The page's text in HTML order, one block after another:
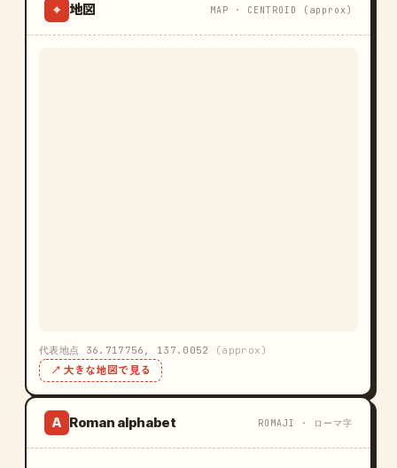
⌖ 地図 MAP · CENTROID (approx)
代表地点 36.717756, 137.0052 (approx)
↗ 大きな地図で見る
A Roman alphabet ROMAJI · ローマ字